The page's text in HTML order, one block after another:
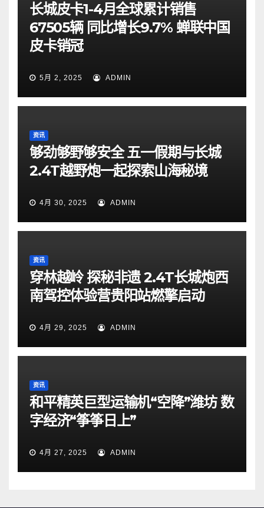
长城皮卡1-4月全球累计销售
67505辆 同比增长9.7% 蝉联中国
皮卡销冠
5月 2, 2025 ADMIN
资讯
够劲够野够安全 五一假期与长城
2.4T越野炮一起探索山海秘境
4月 30, 2025 ADMIN
资讯
穿林越岭 探秘非遗 2.4T长城炮西
南驾控体验营贵阳站燃擎启动
4月 29, 2025 ADMIN
资讯
和平精英巨型运输机“空降”潍坊 数
字经济“筝筝日上”
4月 27, 2025 ADMIN